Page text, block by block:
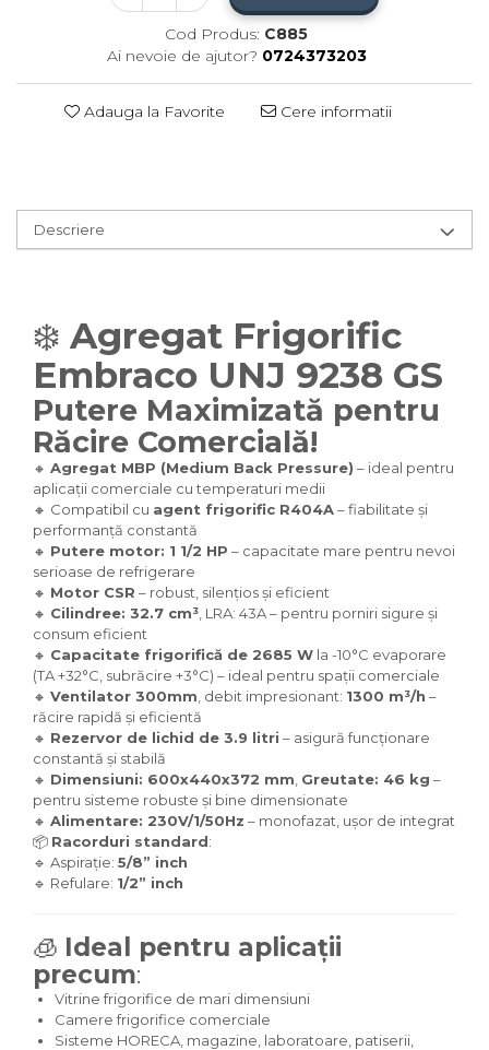
Cod Produs: C885
Ai nevoie de ajutor? 0724373203
Adauga la Favorite Cere informatii
Descriere
❄️ Agregat Frigorific
Embraco UNJ 9238 GS
Putere Maximizată pentru
Răcire Comercială!
🔸 Agregat MBP (Medium Back Pressure) – ideal pentru
aplicații comerciale cu temperaturi medii
🔸 Compatibil cu agent frigorific R404A– fiabilitate și
performanță constantă
🔸 Putere motor: 1 1/2 HP – capacitate mare pentru nevoi
serioase de refrigerare
🔸 Motor CSR – robust, silențios și eficient
🔸 Cilindree: 32.7 cm³ , LRA: 43A – pentru porniri sigure și
consum eficient
🔸 Capacitate frigorifică de 2685 W la -10°C evaporare
(TA +32°C, subrăcire +3°C) – ideal pentru spații comerciale
🔸 Ventilator 300mm , debit impresionant: 1300 m³/h –
răcire rapidă și eficientă
🔸 Rezervor de lichid de 3.9 litri – asigură funcționare
constantă și stabilă
🔸 Dimensiuni: 600x440x372 mm Greutate: 46 kg –
pentru sisteme robuste și bine dimensionate
🔸 Alimentare: 230V/1/50Hz – monofazat, ușor de integrat
📦 Racorduri standard:
🔹 Aspirație: 5/8” inch
🔹 Refulare: 1/2” inch
🧊 Ideal pentru aplicații
precum:
Vitrine frigorifice de mari dimensiuni
Camere frigorifice comerciale
Sisteme HORECA, magazine, laboratoare, patiserii,